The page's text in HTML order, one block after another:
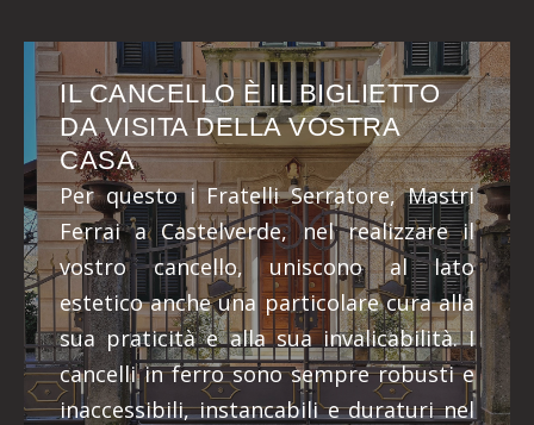
IL CANCELLO È IL BIGLIETTO
DA VISITA DELLA VOSTRA
CASA
Per questo i Fratelli Serratore, Mastri
Ferrai a Castelverde, nel realizzare il
vostro cancello, uniscono al lato
estetico anche una particolare cura alla
sua praticità e alla sua invalicabilità. I
cancelli in ferro sono sempre robusti e
inaccessibili, instancabili e duraturi nel